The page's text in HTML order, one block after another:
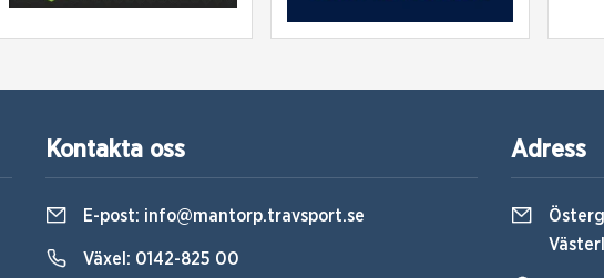
Kontakta oss
E-post: info@mantorp.travsport.se
Växel: 0142-825 00
Adress